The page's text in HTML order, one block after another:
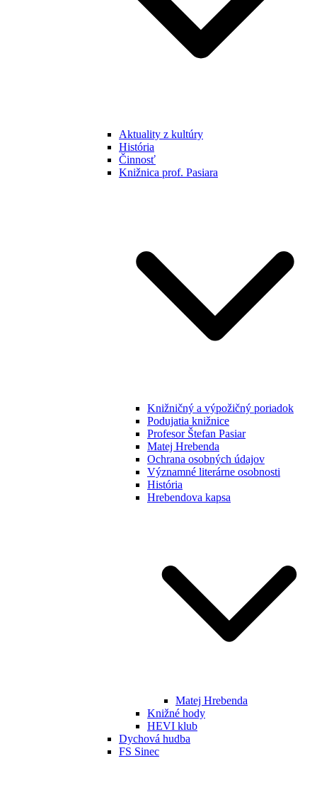
Aktuality z kultúry
História
Činnosť
Knižnica prof. Pasiara
Knižničný a výpožičný poriadok
Podujatia knižnice
Profesor Štefan Pasiar
Matej Hrebenda
Ochrana osobných údajov
Významné literárne osobnosti
História
Hrebendova kapsa
Matej Hrebenda
Knižné hody
HEVI klub
Dychová hudba
FS Sinec